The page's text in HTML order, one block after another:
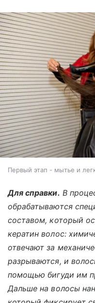
Первый этап - мытье и
Для справки. В
обрабатываются
составом, который
кератин волос:
отвечают за
разрываются, и
помощью бигуди им
Дальше на волосы